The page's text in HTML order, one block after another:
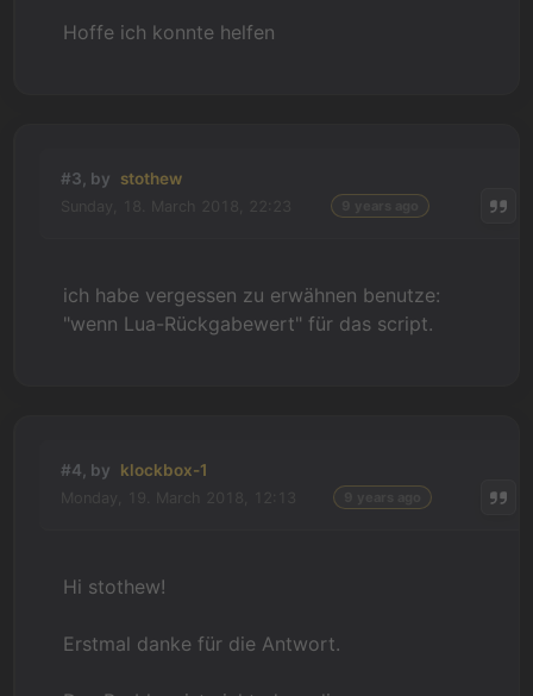
Hoffe ich konnte helfen
#3, by stothew
ich habe vergessen zu erwähnen benutze:
"wenn Lua-Rückgabewert" für das script.
#4, by klockbox-1
Hi stothew!
Erstmal danke für die Antwort.